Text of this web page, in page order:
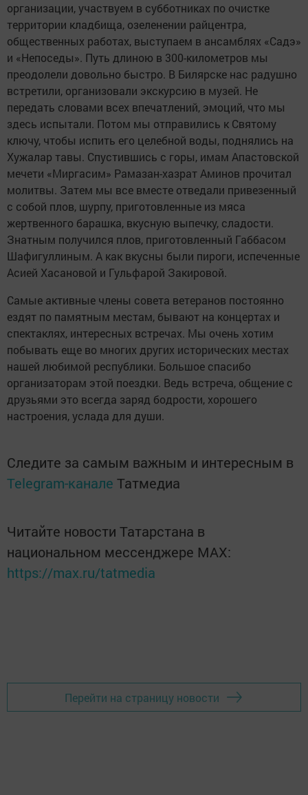
организации, участвуем в субботниках по очистке
территории кладбища, озеленении райцентра,
общественных работах, выступаем в ансамблях «Садэ»
и «Непоседы». Путь длиною в 300-километров мы
преодолели довольно быстро. В Билярске нас радушно
встретили, организовали экскурсию в музей. Не
передать словами всех впечатлений, эмоций, что мы
здесь испытали. Потом мы отправились к Святому
ключу, чтобы испить его целебной воды, поднялись на
Хужалар тавы. Спустившись с горы, имам Апастовской
мечети «Миргасим» Рамазан-хазрат Аминов прочитал
молитвы. Затем мы все вместе отведали привезенный
с собой плов, шурпу, приготовленные из мяса
жертвенного барашка, вкусную выпечку, сладости.
Знатным получился плов, приготовленный Габбасом
Шафигуллиным. А как вкусны были пироги, испеченные
Асией Хасановой и Гульфарой Закировой.
Самые активные члены совета ветеранов постоянно
ездят по памятным местам, бывают на концертах и
спектаклях, интересных встречах. Мы очень хотим
побывать еще во многих других исторических местах
нашей любимой республики. Большое спасибо
организаторам этой поездки. Ведь встреча, общение с
друзьями это всегда заряд бодрости, хорошего
настроения, услада для души.
Следите за самым важным и интересным в
Telegram-канале Татмедиа
Читайте новости Татарстана в
национальном мессенджере MАХ:
https://max.ru/tatmedia
Перейти на страницу новости